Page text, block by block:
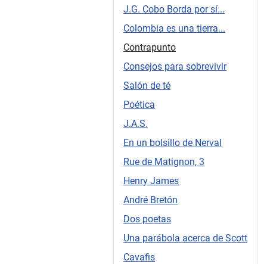
J.G. Cobo Borda por sí...
Colombia es una tierra...
Contrapunto
Consejos para sobrevivir
Salón de té
Poética
J.A.S.
En un bolsillo de Nerval
Rue de Matignon, 3
Henry James
André Bretón
Dos poetas
Una parábola acerca de Scott
Cavafis